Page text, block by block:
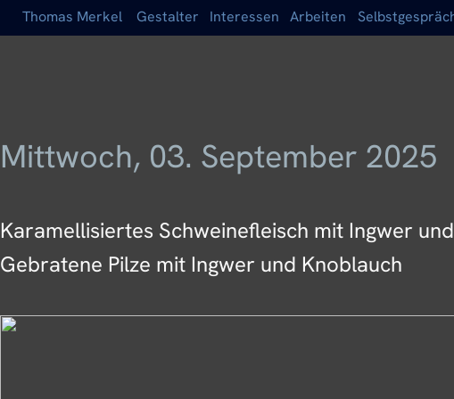
Thomas Merkel Gestalter Interessen Arbeiten
Mittwoch, 03. September 2025
Karamellisiertes Schweinefleisch mit Ingwer
Gebratene Pilze mit Ingwer und Knoblauch